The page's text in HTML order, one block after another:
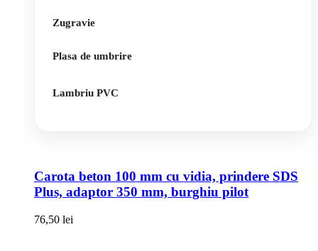
Zugravie
Plasa de umbrire
Lambriu PVC
Carota beton 100 mm cu vidia, prindere SDS
Plus, adaptor 350 mm, burghiu pilot
76,50 lei